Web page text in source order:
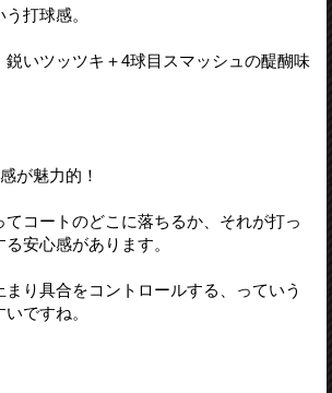
打球感。
鋭いツッツキ＋4球目スマッシュの醍醐味
が魅力的！
てコートのどこに落ちるか、それが打っ
安心感があります。
り具合をコントロールする、っていう
ですね。